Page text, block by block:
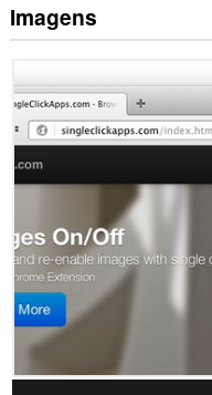
Esta
extensão
as
definições
que
determinam
se
utilizar
recursos
como
cookies,
JavaScript
e
plug-
Imagens